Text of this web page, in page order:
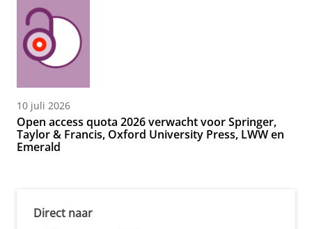
10 juli 2026
Open access quota 2026 verwacht voor Springer,
Taylor & Francis, Oxford University Press, LWW en
Emerald
Direct naar